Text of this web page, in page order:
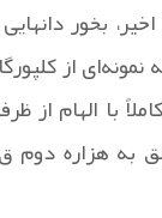
بخور
از
با الهام‌ از
به‌ هزاره‌